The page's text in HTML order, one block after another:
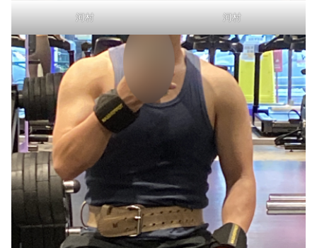
河村 河村